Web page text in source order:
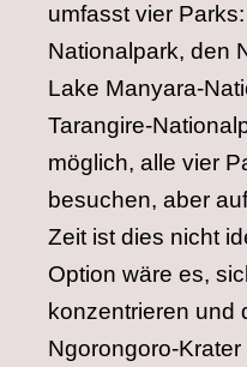
umfasst vier
Nationalpark, den
Lake Manyara-
Tarangire-
möglich, alle vier
besuchen, aber
Zeit ist dies nicht
Option wäre es,
konzentrieren und
Ngorongoro-